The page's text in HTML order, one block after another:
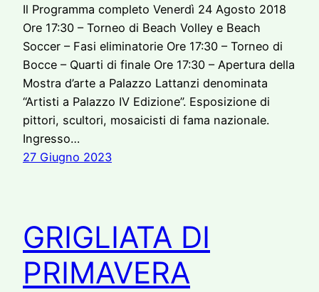
Il Programma completo Venerdì 24 Agosto 2018
Ore 17:30 – Torneo di Beach Volley e Beach
Soccer – Fasi eliminatorie Ore 17:30 – Torneo di
Bocce – Quarti di finale Ore 17:30 – Apertura della
Mostra d’arte a Palazzo Lattanzi denominata
“Artisti a Palazzo IV Edizione”. Esposizione di
pittori, scultori, mosaicisti di fama nazionale.
Ingresso…
27 Giugno 2023
GRIGLIATA DI
PRIMAVERA